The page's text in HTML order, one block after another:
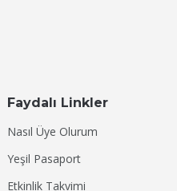
Faydalı Linkler
Nasıl Üye Olurum
Yeşil Pasaport
Etkinlik Takvimi